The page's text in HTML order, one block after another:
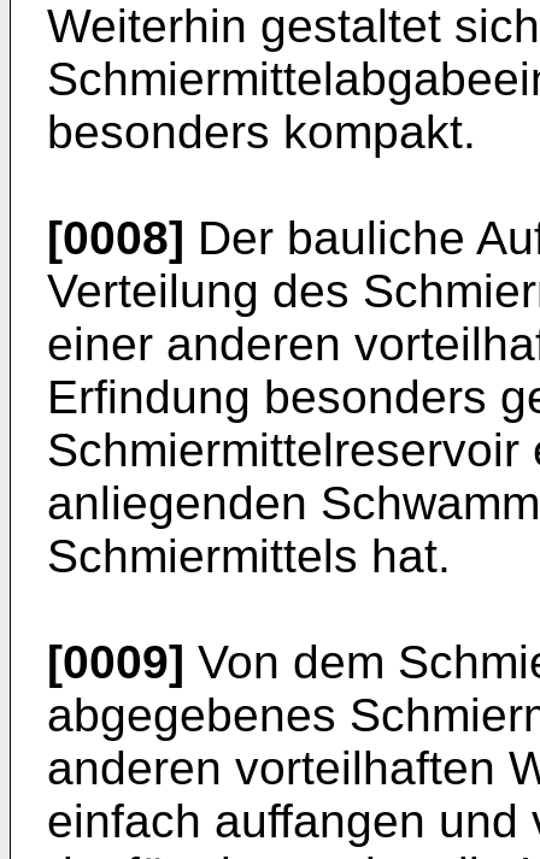
Weiterhin gestaltet
besonders kompakt.
[0008] Der bauliche
Verteilung des
einer anderen
Erfindung besonders
anliegenden
Schmiermittels hat.
[0009] Von dem
abgegebenes
anderen vorteilhaften
einfach auffangen